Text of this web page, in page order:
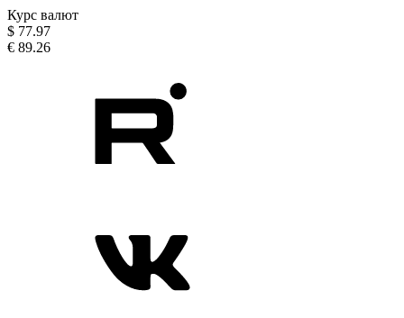
Курс валют
$ 77.97
€ 89.26